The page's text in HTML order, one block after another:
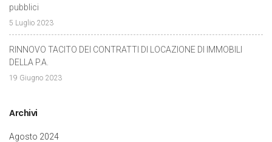
pubblici
5 Luglio 2023
RINNOVO TACITO DEI CONTRATTI DI LOCAZIONE DI IMMOBILI
DELLA P.A.
19 Giugno 2023
Archivi
Agosto 2024